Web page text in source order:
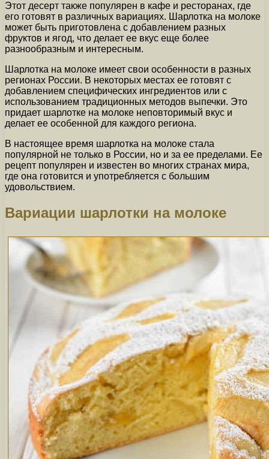
Этот десерт также популярен в кафе и ресторанах, где
его готовят в различных вариациях. Шарлотка на молоке
может быть приготовлена с добавлением разных
фруктов и ягод, что делает ее вкус еще более
разнообразным и интересным.
Шарлотка на молоке имеет свои особенности в разных
регионах России. В некоторых местах ее готовят с
добавлением специфических ингредиентов или с
использованием традиционных методов выпечки. Это
придает шарлотке на молоке неповторимый вкус и
делает ее особенной для каждого региона.
В настоящее время шарлотка на молоке стала
популярной не только в России, но и за ее пределами. Ее
рецепт популярен и известен во многих странах мира,
где она готовится и употребляется с большим
удовольствием.
Вариации шарлотки на молоке